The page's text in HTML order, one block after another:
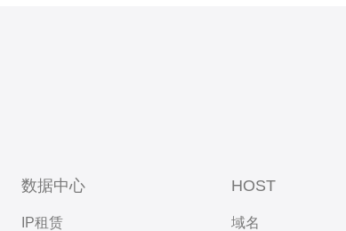
数据中心
IP租赁
HOST
域名